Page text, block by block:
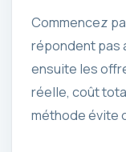
Commencez
répondent pas
ensuite les
réelle, coût
méthode évite